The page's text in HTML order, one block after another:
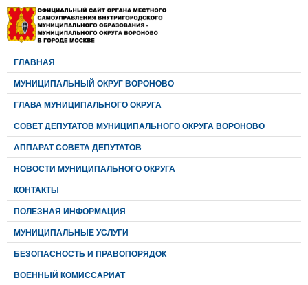
ГЛАВНАЯ
МУНИЦИПАЛЬНЫЙ ОКРУГ ВОРОНОВО
ГЛАВА МУНИЦИПАЛЬНОГО ОКРУГА
CОВЕТ ДЕПУТАТОВ МУНИЦИПАЛЬНОГО ОКРУГА ВОРОНОВО
АППАРАТ СОВЕТА ДЕПУТАТОВ
НОВОСТИ МУНИЦИПАЛЬНОГО ОКРУГА
КОНТАКТЫ
ПОЛЕЗНАЯ ИНФОРМАЦИЯ
МУНИЦИПАЛЬНЫЕ УСЛУГИ
БЕЗОПАСНОСТЬ И ПРАВОПОРЯДОК
ВОЕННЫЙ КОМИССАРИАТ